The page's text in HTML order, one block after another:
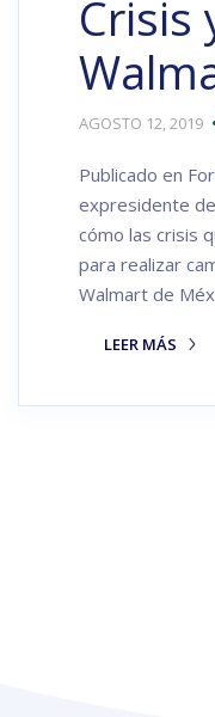
Crisis
AGOSTO 12, 2019
Publicado en
expresidente
cómo las crisis
para realizar
Walmart de
LEER MÁS